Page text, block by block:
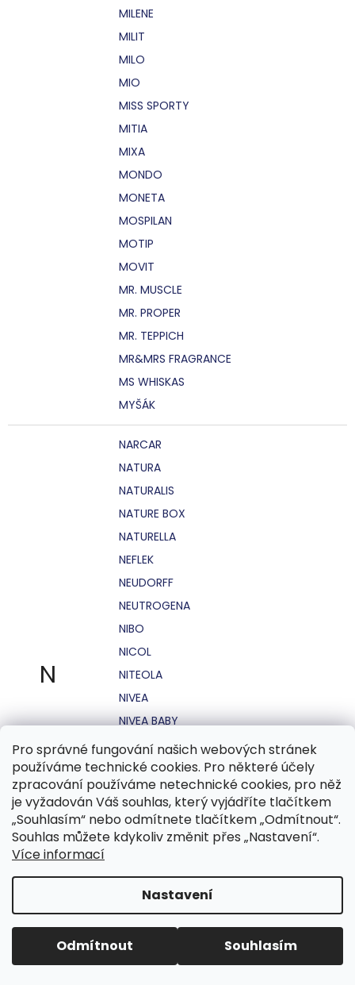
Pro správné fungování našich webových stránek
používáme technické cookies. Pro některé účely
zpracování používáme netechnické cookies, pro něž
je vyžadován Váš souhlas, který vyjádříte tlačítkem
„Souhlasím“ nebo odmítnete tlačítkem „Odmítnout“.
Souhlas můžete kdykoliv změnit přes „Nastavení“.
Více informací
Nastavení
Odmítnout Souhlasím
MILENE
MILIT
MILO
MIO
MISS SPORTY
MITIA
MIXA
MONDO
MONETA
MOSPILAN
MOTIP
MOVIT
MR. MUSCLE
MR. PROPER
MR. TEPPICH
MR&MRS FRAGRANCE
MS WHISKAS
MYŠÁK
N
NARCAR
NATURA
NATURALIS
NATURE BOX
NATURELLA
NEFLEK
NEUDORFF
NEUTROGENA
NIBO
NICOL
NITEOLA
NIVEA
NIVEA BABY
NIVEA MEN
NIVEA SUN
NO STRESS
NOHEL GARDEN
NORDICS
NUK
O.B.
OASIS